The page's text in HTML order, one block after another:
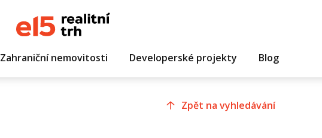
Zahraniční nemovitosti Developerské projekty Blog
Zpět na vyhledávání